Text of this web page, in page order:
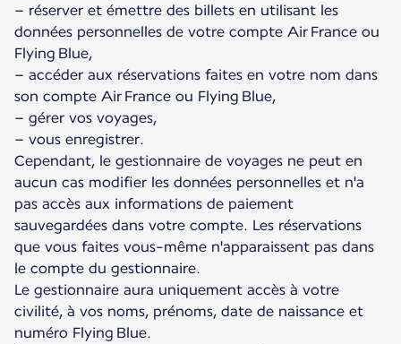
– réserver et émettre des billets en utilisant les
données personnelles de votre compte Air France ou
Flying Blue,
– accéder aux réservations faites en votre nom dans
son compte Air France ou Flying Blue,
– gérer vos voyages,
– vous enregistrer.
Cependant, le gestionnaire de voyages ne peut en
aucun cas modifier les données personnelles et n'a
pas accès aux informations de paiement
sauvegardées dans votre compte. Les réservations
que vous faites vous-même n'apparaissent pas dans
le compte du gestionnaire.
Le gestionnaire aura uniquement accès à votre
civilité, à vos noms, prénoms, date de naissance et
numéro Flying Blue.